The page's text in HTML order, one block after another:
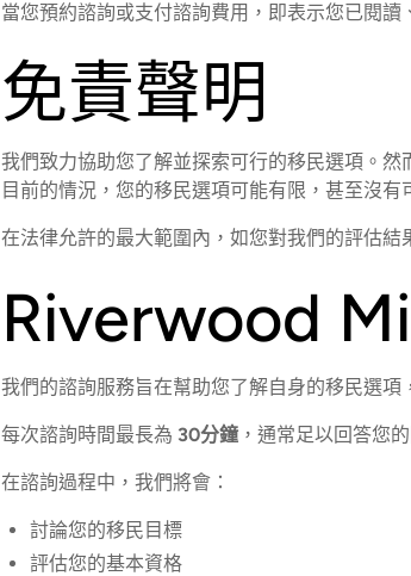
當您預約諮詢或支付諮詢費用，即表示您已閱讀
免責聲明
我們致力協助您了解並探索可行的移民選項。
目前的情況，您的移民選項可能有限，甚至沒有
在法律允許的最大範圍內，如您對我們的評估結
Riverwood
我們的諮詢服務旨在幫助您了解自身的移民選項
每次諮詢時間最長為 30分鐘 ，通常足以回答您
在諮詢過程中，我們將會：
討論您的移民目標
評估您的基本資格